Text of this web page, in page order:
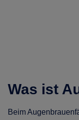
Was ist
Beim